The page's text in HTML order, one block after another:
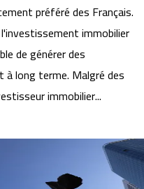
préféré des Français.
immobilier
de générer des
long terme. Malgré des
immobilier...